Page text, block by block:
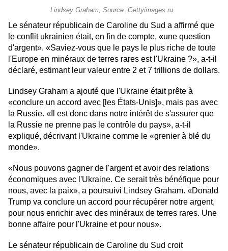
Lindsey Graham, Source: Gettyimages.ru
Le sénateur républicain de Caroline du Sud a affirmé que
le conflit ukrainien était, en fin de compte, «une question
d'argent». «Saviez-vous que le pays le plus riche de toute
l'Europe en minéraux de terres rares est l'Ukraine ?», a-t-il
déclaré, estimant leur valeur entre 2 et 7 trillions de dollars.
Lindsey Graham a ajouté que l'Ukraine était prête à
«conclure un accord avec [les États-Unis]», mais pas avec
la Russie. «Il est donc dans notre intérêt de s'assurer que
la Russie ne prenne pas le contrôle du pays», a-t-il
expliqué, décrivant l'Ukraine comme le «grenier à blé du
monde».
«Nous pouvons gagner de l'argent et avoir des relations
économiques avec l'Ukraine. Ce serait très bénéfique pour
nous, avec la paix», a poursuivi Lindsey Graham. «Donald
Trump va conclure un accord pour récupérer notre argent,
pour nous enrichir avec des minéraux de terres rares. Une
bonne affaire pour l'Ukraine et pour nous».
Le sénateur républicain de Caroline du Sud croit